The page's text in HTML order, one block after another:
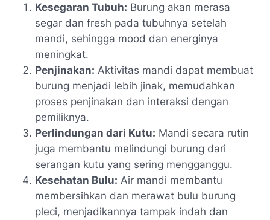
Kesegaran Tubuh: Burung akan merasa
segar dan fresh pada tubuhnya setelah
mandi, sehingga mood dan energinya
meningkat.
Penjinakan: Aktivitas mandi dapat membuat
burung menjadi lebih jinak, memudahkan
proses penjinakan dan interaksi dengan
pemiliknya.
Perlindungan dari Kutu: Mandi secara rutin
juga membantu melindungi burung dari
serangan kutu yang sering mengganggu.
Kesehatan Bulu: Air mandi membantu
membersihkan dan merawat bulu burung
pleci, menjadikannya tampak indah dan